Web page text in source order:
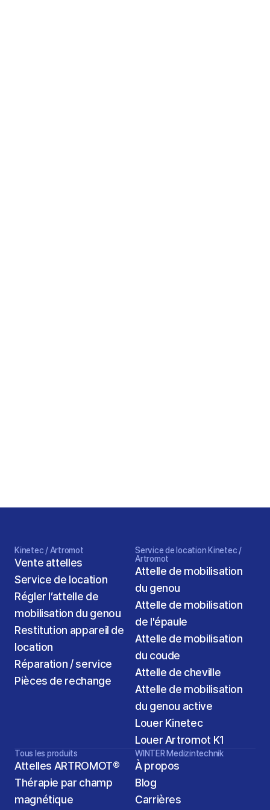
Kinetec / Artromot
Vente attelles
Service de location
Régler l’attelle de
mobilisation du genou
Restitution appareil de
location
Réparation / service
Pièces de rechange
Service de location Kinetec /
Artromot
Attelle de mobilisation
du genou
Attelle de mobilisation
de l'épaule
Attelle de mobilisation
du coude
Attelle de cheville
Attelle de mobilisation
du genou active
Louer Kinetec
Louer Artromot K1
Tous les produits
Attelles ARTROMOT®
Thérapie par champ
magnétique
WINTER Medizintechnik
À propos
Blog
Carrières